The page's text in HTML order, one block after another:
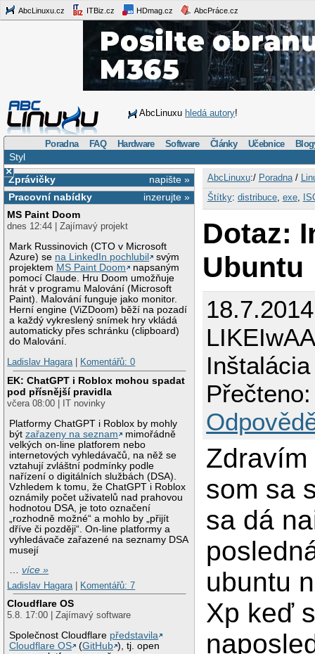
AbcLinuxu.cz ITBiz.cz HDmag.cz AbcPráce.cz
AbcLinuxu hledá autory!
Poradna FAQ Hardware Software Články Učebnice
Styl
×
napište »
Zprávičky
inzerujte »
Pracovní nabídky
MS Paint Doom
dnes 12:44 | Zajímavý projekt
Mark Russinovich (CTO v Microsoft
Azure) se na LinkedIn pochlubil
svým
projektem MS Paint Doom
napsaným
pomocí Claude. Hru Doom umožňuje
hrát v programu Malování (Microsoft
Paint). Malování funguje jako monitor.
Herní engine (ViZDoom) běží na pozadí
a každý vykreslený snímek hry vkládá
automaticky přes schránku (clipboard)
do Malování.
Ladislav Hagara| Komentářů: 0
EK: ChatGPT i Roblox mohou spadat
pod přísnější pravidla
včera 08:00 | IT novinky
Platformy ChatGPT i Roblox by mohly
býtzařazeny na seznam
mimořádně
velkých on-line platforem nebo
internetových vyhledávačů, na něž se
vztahují zvláštní podmínky podle
nařízení o digitálních službách (DSA).
Vzhledem k tomu, že ChatGPT i Roblox
oznámily počet uživatelů nad prahovou
hodnotou DSA, je toto označení
„rozhodně možné“ a mohlo by „přijít
dříve či později“. On-line platformy a
vyhledávače zařazené na seznamy DSA
musejí
…více »
Ladislav Hagara
Komentářů: 7
Cloudflare OS
5.8. 17:00 | Zajímavý software
Společnost Cloudflare představila
Cloudflare OS
(GitHub ), tj. open
AbcLinuxu:/ Poradna/
Štítky: distribuce, exe,
Dotaz:
Ubuntu
som sa
sa dá
ubuntu
Xp keď